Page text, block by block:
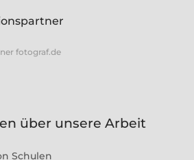
fotograf.de
über unsere Arbeit
Schulen